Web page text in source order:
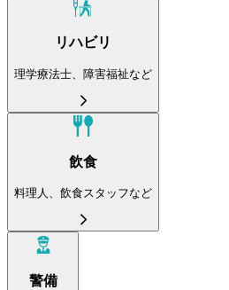
リハビリ
理学療法士、障害福祉など
飲食
料理人、飲食スタッフなど
警備